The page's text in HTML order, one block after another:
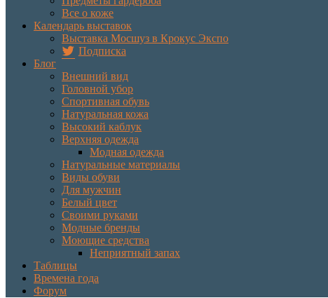
Все о коже
Календарь выставок
Выставка Мосшуз в Крокус Экспо
Подписка
Блог
Внешний вид
Головной убор
Спортивная обувь
Натуральная кожа
Высокий каблук
Верхняя одежда
Модная одежда
Натуральные материалы
Виды обуви
Для мужчин
Белый цвет
Своими руками
Модные бренды
Моющие средства
Неприятный запах
Таблицы
Времена года
Форум